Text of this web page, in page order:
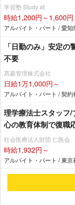
学習塾 Study at
時給1,200円～1,600円
アルバイト・パート / 愛知
「日勤のみ」安定
不要
髙菱管理株式会社
日給1万1,000円～
アルバイト・パート / 契
理学療法士スタッフ
心の教育体制で復職
社会医療法人財団 仁医会
時給1,932円～
アルバイト・パート / 東京